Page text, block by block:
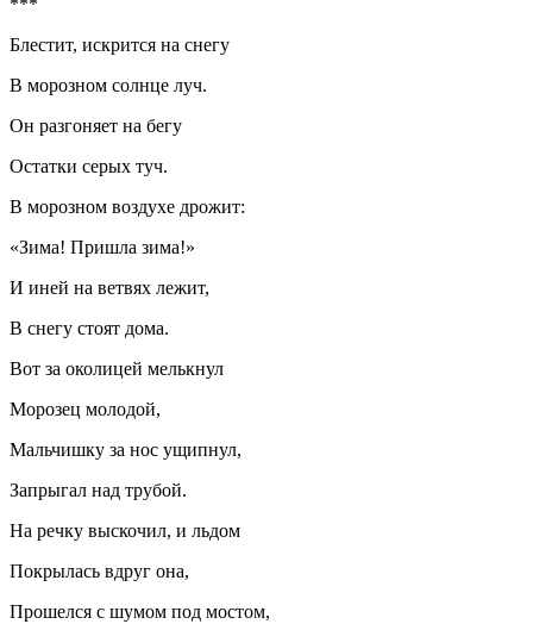
***
Блестит, искрится на снегу
В морозном солнце луч.
Он разгоняет на бегу
Остатки серых туч.
В морозном воздухе дрожит:
«Зима! Пришла зима!»
И иней на ветвях лежит,
В снегу стоят дома.
Вот за околицей мелькнул
Морозец молодой,
Мальчишку за нос ущипнул,
Запрыгал над трубой.
На речку выскочил, и льдом
Покрылась вдруг она,
Прошелся с шумом под мостом,